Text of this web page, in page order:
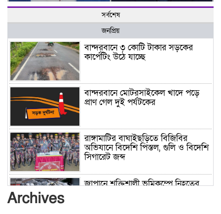
সর্বশেষ
জনপ্রিয়
বান্দরবানে ৩ কোটি টাকার সড়কের
কার্পেটিং উঠে যাচ্ছে
বান্দরবানে মোটরসাইকেল খাদে পড়ে
প্রাণ গেল দুই পর্যটকের
রাঙ্গামাটির বাঘাইছড়িতে বিজিবির
অভিযানে বিদেশি পিস্তল, গুলি ও বিদেশি
সিগারেট জব্দ
জাপানে শক্তিশালী ভূমিকম্পে নিহতের
Archives